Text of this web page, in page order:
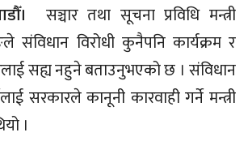
सञ्चार तथा सूचना प्रविधि मन्त्री
संविधान विरोधी कुनैपनि कार्यक्रम र
सह्य नहुने बताउनुभएको छ । संविधान
सरकारले कानूनी कारवाही गर्ने मन्त्री
।